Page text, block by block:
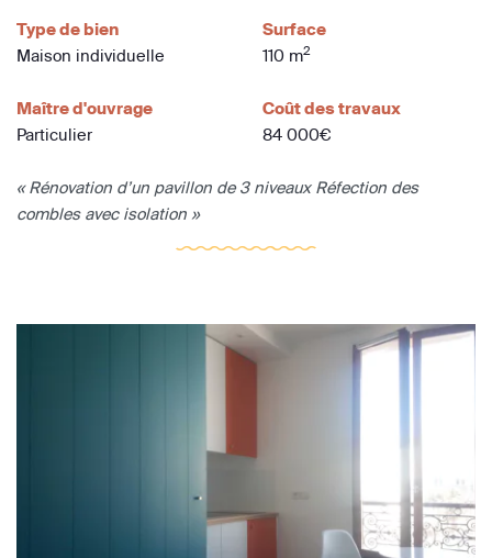
Type de bien
Maison individuelle
Surface
110 m2
Maître d'ouvrage
Particulier
Coût des travaux
84 000€
« Rénovation d’un pavillon de 3 niveaux Réfection des
combles avec isolation »